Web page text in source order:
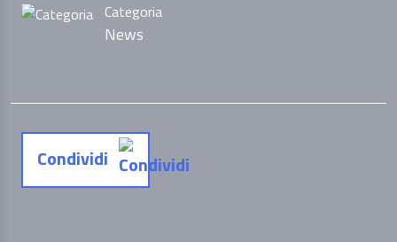
Categoria
News
Condividi